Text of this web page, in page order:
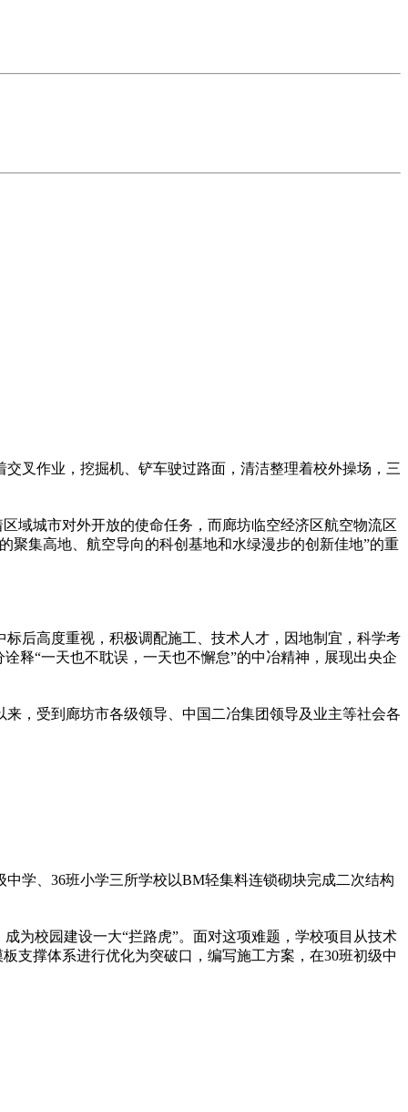
叉作业，挖掘机、铲车驶过路面，清洁整理着校外操场，三
域城市对外开放的使命任务，而廊坊临空经济区航空物流区
聚集高地、航空导向的科创基地和水绿漫步的创新佳地”的重
后高度重视，积极调配施工、技术人才，因地制宜，科学考
释“一天也不耽误，一天也不懈怠”的中冶精神 ，展现出央企
，受到廊坊市各级领导、中国二冶集团领导及业主等社会各
学、36班小学三所学校以BM轻集料连锁砌块完成二次结构
为校园建设一大“拦路虎”。面对这项难题，学校项目从技术
支撑体系进行优化为突破口，编写施工方案，在30班初级中